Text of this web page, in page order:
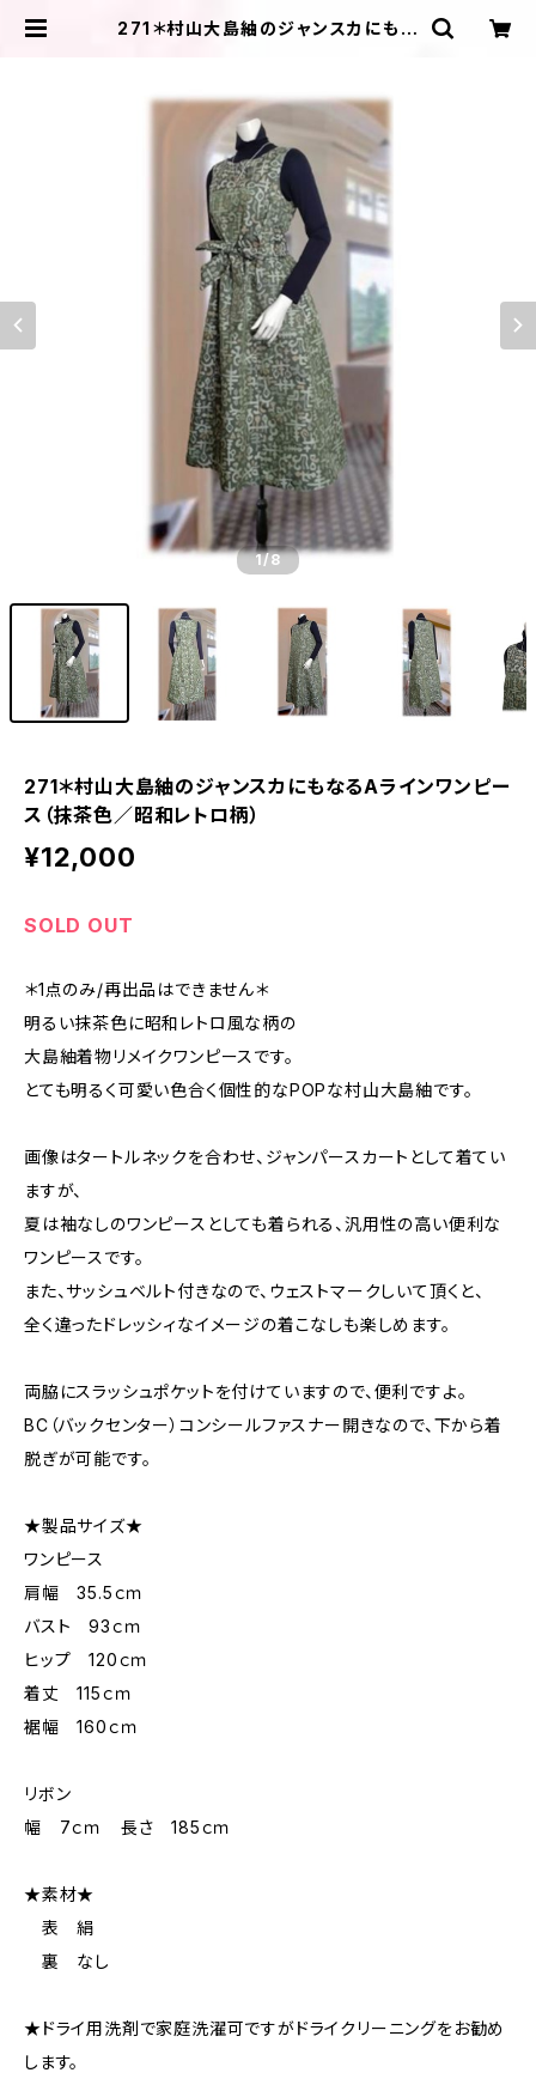
271＊村山大島紬のジャンスカにもな
1/8
271＊村山大島紬のジャンスカにもなるAラインワンピー
ス（抹茶色／昭和レトロ柄）
¥12,000
SOLD OUT
＊1点のみ/再出品はできません＊
明るい抹茶色に昭和レトロ風な柄の
大島紬着物リメイクワンピースです。
とても明るく可愛い色合く個性的なPOPな村山大島紬です。
画像はタートルネックを合わせ、ジャンパースカートとして着てい
ますが、
夏は袖なしのワンピースとしても着られる、汎用性の高い便利な
ワンピースです。
また、サッシュベルト付きなので、ウェストマークしいて頂くと、
全く違ったドレッシィなイメージの着こなしも楽しめます。
両脇にスラッシュポケットを付けていますので、便利ですよ。
BC（バックセンター）コンシールファスナー開きなので、下から着
脱ぎが可能です。
★製品サイズ★
ワンピース
肩幅 35.5ｃｍ
バスト 93ｃｍ
ヒップ 120ｃｍ
着丈 115ｃｍ
裾幅 160ｃｍ
リボン
幅 7ｃｍ 長さ 185ｃｍ
★素材★
表 絹
裏 なし
★ドライ用洗剤で家庭洗濯可ですがドライクリーニングをお勧め
します。